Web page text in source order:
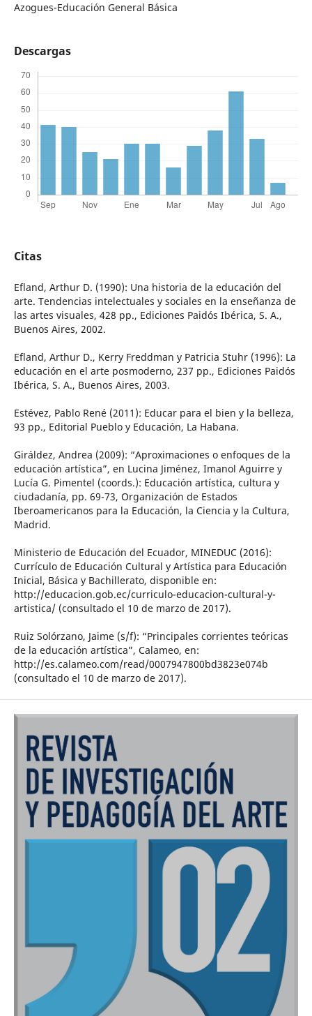
Azogues-Educación General Básica
Descargas
Citas
Efland, Arthur D. (1990): Una historia de la educación del
arte. Tendencias intelectuales y sociales en la enseñanza de
las artes visuales, 428 pp., Ediciones Paidós Ibérica, S. A.,
Buenos Aires, 2002.
Efland, Arthur D., Kerry Freddman y Patricia Stuhr (1996): La
educación en el arte posmoderno, 237 pp., Ediciones Paidós
Ibérica, S. A., Buenos Aires, 2003.
Estévez, Pablo René (2011): Educar para el bien y la belleza,
93 pp., Editorial Pueblo y Educación, La Habana.
Giráldez, Andrea (2009): “Aproximaciones o enfoques de la
educación artística”, en Lucina Jiménez, Imanol Aguirre y
Lucía G. Pimentel (coords.): Educación artística, cultura y
ciudadanía, pp. 69-73, Organización de Estados
Iberoamericanos para la Educación, la Ciencia y la Cultura,
Madrid.
Ministerio de Educación del Ecuador, MINEDUC (2016):
Currículo de Educación Cultural y Artística para Educación
Inicial, Básica y Bachillerato, disponible en:
http://educacion.gob.ec/curriculo-educacion-cultural-y-
artistica/ (consultado el 10 de marzo de 2017).
Ruiz Solórzano, Jaime (s/f): “Principales corrientes teóricas
de la educación artística”, Calameo, en:
http://es.calameo.com/read/0007947800bd3823e074b
(consultado el 10 de marzo de 2017).